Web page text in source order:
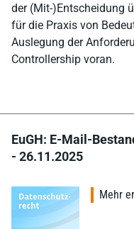
der (Mit-)Entscheidung
für die Praxis von
Auslegung der
Controllership voran.
EuGH: E-Mail-
- 26.11.2025
Mehr